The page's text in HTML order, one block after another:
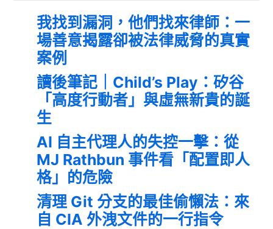
我找到漏洞，他們找來律師：一
場善意揭露卻被法律威脅的真實
案例
讀後筆記｜Child’s Play：矽谷
「高度行動者」與虛無新貴的誕
生
AI 自主代理人的失控一擊：從
MJ Rathbun 事件看「配置即人
格」的危險
清理 Git 分支的最佳偷懶法：來
自 CIA 外洩文件的一行指令